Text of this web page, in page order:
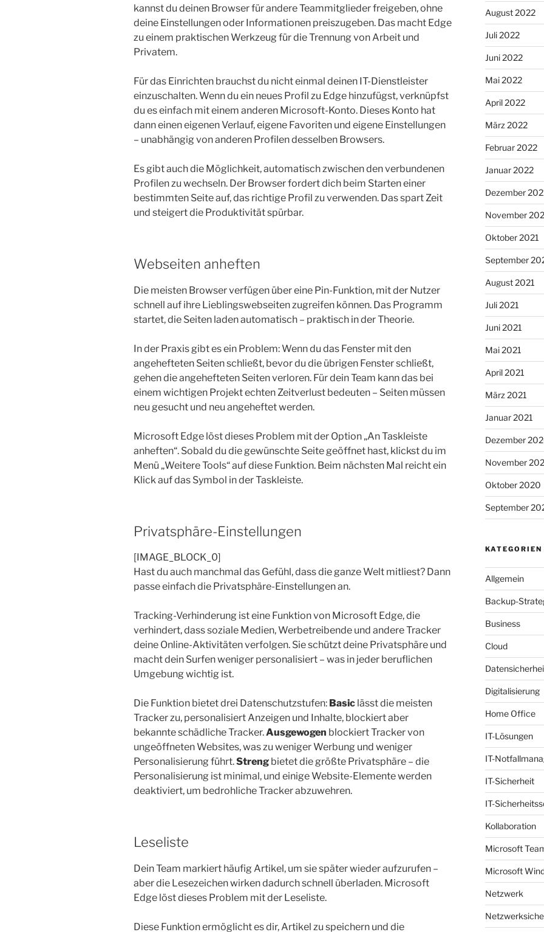
kannst du deinen Browser für andere Teammitglieder freigeben, ohne
deine Einstellungen oder Informationen preiszugeben. Das macht Edge
zu einem praktischen Werkzeug für die Trennung von Arbeit und
Privatem.
Für das Einrichten brauchst du nicht einmal deinen IT-Dienstleister
einzuschalten. Wenn du ein neues Profil zu Edge hinzufügst, verknüpfst
du es einfach mit einem anderen Microsoft-Konto. Dieses Konto hat
dann einen eigenen Verlauf, eigene Favoriten und eigene Einstellungen
– unabhängig von anderen Profilen desselben Browsers.
Es gibt auch die Möglichkeit, automatisch zwischen den verbundenen
Profilen zu wechseln. Der Browser fordert dich beim Starten einer
bestimmten Seite auf, das richtige Profil zu verwenden. Das spart Zeit
und steigert die Produktivität spürbar.
Webseiten anheften
Die meisten Browser verfügen über eine Pin-Funktion, mit der Nutzer
schnell auf ihre Lieblingswebseiten zugreifen können. Das Programm
startet, die Seiten laden automatisch – praktisch in der Theorie.
In der Praxis gibt es ein Problem: Wenn du das Fenster mit den
angehefteten Seiten schließt, bevor du die übrigen Fenster schließt,
gehen die angehefteten Seiten verloren. Für dein Team kann das bei
einem wichtigen Projekt echten Zeitverlust bedeuten – Seiten müssen
neu gesucht und neu angeheftet werden.
Microsoft Edge löst dieses Problem mit der Option „An Taskleiste
anheften“. Sobald du die gewünschte Seite geöffnet hast, klickst du im
Menü „Weitere Tools“ auf diese Funktion. Beim nächsten Mal reicht ein
Klick auf das Symbol in der Taskleiste.
Privatsphäre-Einstellungen
[IMAGE_BLOCK_0]
Hast du auch manchmal das Gefühl, dass die ganze Welt mitliest? Dann
passe einfach die Privatsphäre-Einstellungen an.
Tracking-Verhinderung ist eine Funktion von Microsoft Edge, die
verhindert, dass soziale Medien, Werbetreibende und andere Tracker
deine Online-Aktivitäten verfolgen. Sie schützt deine Privatsphäre und
macht dein Surfen weniger personalisiert – was in jeder beruflichen
Umgebung wichtig ist.
Die Funktion bietet drei Datenschutzstufen: Basic lässt die meisten
Tracker zu, personalisiert Anzeigen und Inhalte, blockiert aber
bekannte schädliche Tracker.Ausgewogen blockiert Tracker von
ungeöffneten Websites, was zu weniger Werbung und weniger
Personalisierung führt.Streng bietet die größte Privatsphäre – die
Personalisierung ist minimal, und einige Website-Elemente werden
deaktiviert, um bedrohliche Tracker abzuwehren.
Leseliste
Dein Team markiert häufig Artikel, um sie später wieder aufzurufen –
aber die Lesezeichen wirken dadurch schnell überladen. Microsoft
Edge löst dieses Problem mit der Leseliste.
Diese Funktion ermöglicht es dir, Artikel zu speichern und die
August 2022
Juli 2022
Juni 2022
Mai 2022
April 2022
März 2022
Februar 2022
Januar 2022
Dezember
November
Oktober 2021
September
August 2021
Juli 2021
Juni 2021
Mai 2021
April 2021
März 2021
Januar 2021
Dezember
November
Oktober 2020
September
KATEGORIEN
Allgemein
Backup-
Business
Cloud
Digitalisierung
Home Office
IT-Lösungen
IT-
IT-Sicherheit
IT-
Kollaboration
Microsoft
Microsoft
Netzwerk